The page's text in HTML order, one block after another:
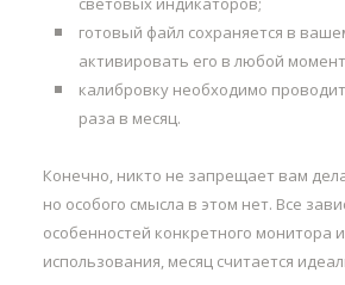
готовый файл сохраняется в
активировать его в любой
калибровку необходимо
раза в месяц.
Конечно, никто не запрещает вам
но особого смысла в этом нет. Все
особенностей конкретного монитора
использования, месяц считается